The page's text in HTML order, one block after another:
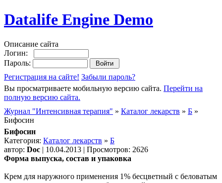
Datalife Engine Demo
Описание сайта
Логин:
Пароль:
Регистрация на сайте! Забыли пароль?
Вы просматриваете мобильную версию сайта. Перейти на
полную версию сайта.
Журнал "Интенсивная терапия" » Каталог лекарств » Б »
Бифосин
Бифосин
Категория: Каталог лекарств » Б
автор: Doc | 10.04.2013 | Просмотров: 2626
Форма выпуска, состав и упаковка
Крем для наружного применения 1% бесцветный с беловатым